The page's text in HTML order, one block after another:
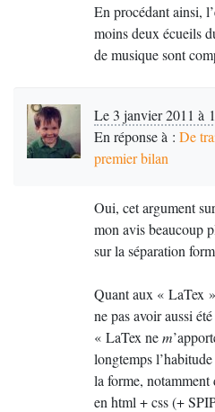
En procédant ainsi,
moins deux écueils
de musique sont
1. Le source est peu
la forme et le fond :
effet pas
instrument, et sera
sera composé en
lisibilité optimale : il
ne pourrait l’être, et
facile à (ré)exploiter
2. Les mises à jour
cauchemardesques :
Le 3 janvier 2011 à
En réponse à : De
premier bilan
Oui, cet argument
mon avis beaucoup
sur la séparation
Quant aux « LaTex
ne pas avoir aussi
« LaTex nem
longtemps
la forme, notamment
en html + css (+